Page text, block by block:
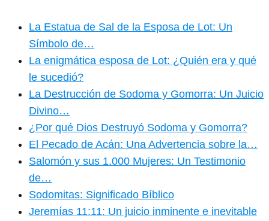
La Estatua de Sal de la Esposa de Lot: Un
Símbolo de…
La enigmática esposa de Lot: ¿Quién era y qué
le sucedió?
La Destrucción de Sodoma y Gomorra: Un Juicio
Divino…
¿Por qué Dios Destruyó Sodoma y Gomorra?
El Pecado de Acán: Una Advertencia sobre la…
Salomón y sus 1.000 Mujeres: Un Testimonio
de…
Sodomitas: Significado Bíblico
Jeremías 11:11: Un juicio inminente e inevitable